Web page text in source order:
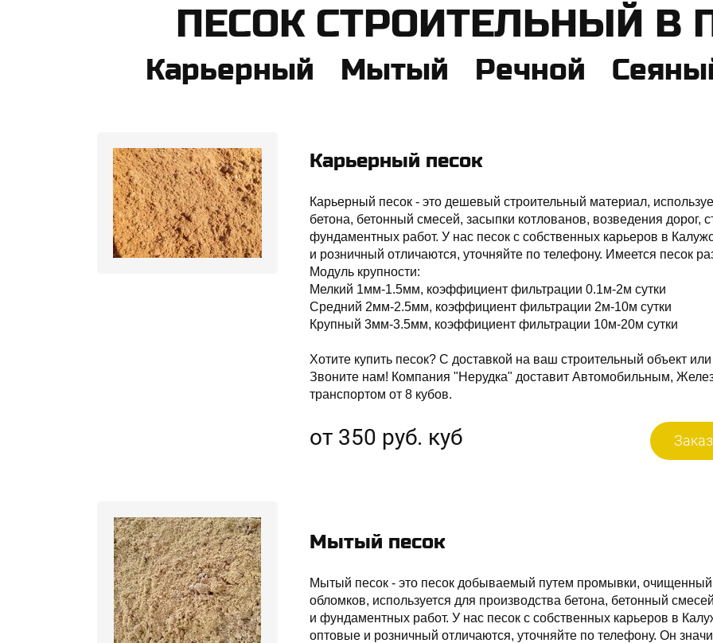
​ПЕСОК СТРОИТЕЛЬНЫЙ В
Карьерный Мытый Речной
Карьерный песок
Карьерный песок - это дешевый строительный материал,
бетона, бетонный смесей, засыпки котлованов, возведения дорог,
фундаментных работ. У нас песок с собственных карьеров в
и розничный отличаются, уточняйте по телефону. Имеется песок
Модуль крупности:
Мелкий 1мм-1.5мм, коэффициент фильтрации 0.1м-2м сутки
Средний 2мм-2.5мм, коэффициент фильтрации 2м-10м сутки
Крупный 3мм-3.5мм, коэффициент фильтрации 10м-20м сутки
Хотите купить песок? С доставкой на ваш строительный объект
Звоните нам! Компания "Нерудка" доставит Автомобильным,
транспортом от 8 кубов.
от 350 руб. куб
Мытый песок
Мытый песок - это песок добываемый путем промывки,
обломков, используется для производства бетона, бетонный
и фундаментных работ. У нас песок с собственных карьеров в
оптовые и розничный отличаются, уточняйте по телефону. Он